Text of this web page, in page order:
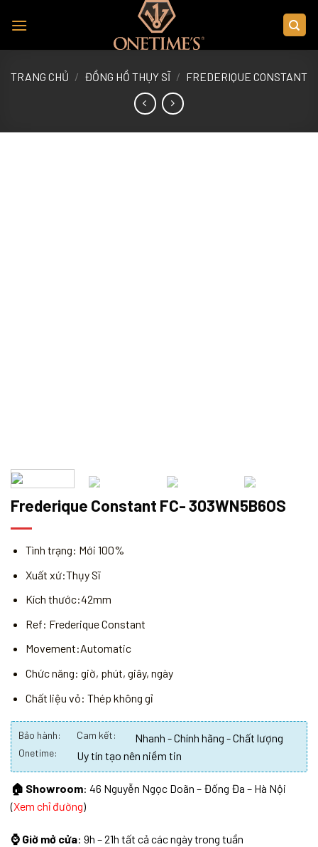
TRANG CHỦ / ĐỒNG HỒ THỤY SĨ / FREDERIQUE CONSTANT
Frederique Constant FC- 303WN5B6OS
Tình trạng: Mới 100%
Xuất xứ:Thụy Sĩ
Kích thước:42mm
Ref: Frederique Constant
Movement:Automatic
Chức năng: giờ, phút, giây, ngày
Chất liệu vỏ: Thép không gỉ
Bảo hành: Cam kết: Nhanh - Chính hãng - Chất lượng
Onetime: Uy tín tạo nên niềm tin
🏠 Showroom: 46 Nguyễn Ngọc Doãn – Đống Đa – Hà Nội
(Xem chỉ đường)
⌚ Giờ mở cửa: 9h – 21h tất cả các ngày trong tuần